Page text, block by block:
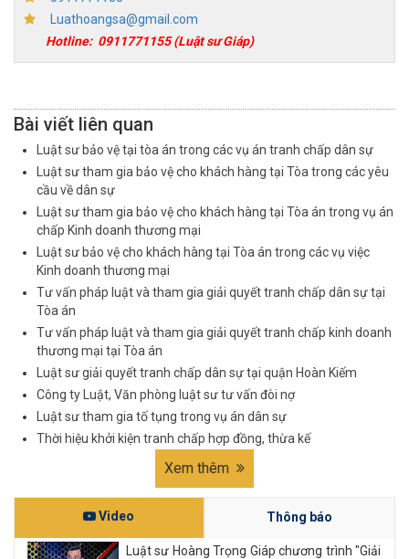
Luathoangsa@gmail.com
Hotline: 0911771155(Luật sư Giáp)
Bài viết liên quan
Luật sư bảo vệ tại tòa án trong các vụ án tranh chấp dân sự
Luật sư tham gia bảo vệ cho khách hàng tại Tòa trong các yêu
cầu về dân sự
Luật sư tham gia bảo vệ cho khách hàng tại Tòa án trong vụ án
chấp Kinh doanh thương mại
Luật sư bảo vệ cho khách hàng tại Tòa án trong các vụ việc
Kinh doanh thương mại
Tư vấn pháp luật và tham gia giải quyết tranh chấp dân sự tại
Tòa án
Tư vấn pháp luật và tham gia giải quyết tranh chấp kinh doanh
thương mại tại Tòa án
Luật sư giải quyết tranh chấp dân sự tại quận Hoàn Kiếm
Công ty Luật, Văn phòng luật sư tư vấn đòi nợ
Luật sư tham gia tố tụng trong vụ án dân sự
Thời hiệu khởi kiện tranh chấp hợp đồng, thừa kế
Xem thêm
Video Thông báo
Luật sư Hoàng Trọng Giáp chương trình "Giải